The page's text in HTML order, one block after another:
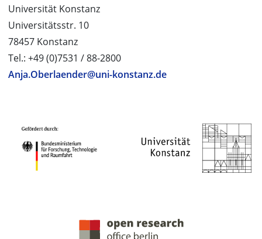
Universität Konstanz
Universitätsstr. 10
78457 Konstanz
Tel.: +49 (0)7531 / 88-2800
Anja.Oberlaender@uni-konstanz.de